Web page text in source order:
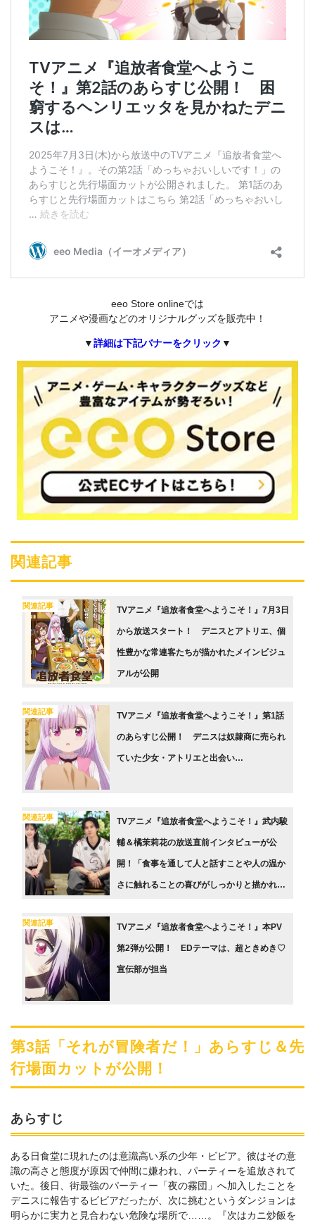
eeo Store onlineでは
アニメや漫画などのオリジナルグッズを販売中！
▼詳細は下記バナーをクリック ▼
関連記事
関連記事 TVアニメ『追放者食堂へようこそ！』7月3日
から放送スタート！ デニスとアトリエ、個
性豊かな常連客たちが描かれたメインビジュ
アルが公開
関連記事 TVアニメ『追放者食堂へようこそ！』第1話
のあらすじ公開！ デニスは奴隷商に売られ
ていた少女・アトリエと出会い…
関連記事 TVアニメ『追放者食堂へようこそ！』武内駿
輔＆橘茉莉花の放送直前インタビューが公
開！「食事を通して人と話すことや人の温か
さに触れることの喜びがしっかりと描かれて
関連記事 TVアニメ『追放者食堂へようこそ！』本PV
第2弾が公開！ EDテーマは、超ときめき♡
宣伝部が担当
第3話「それが冒険者だ！」あらすじ＆先
行場面カットが公開！
あらすじ
ある日食堂に現れたのは意識高い系の少年・ビビア。彼はその意
識の高さと態度が原因で仲間に嫌われ、パーティーを追放されて
いた。後日、街最強のパーティー「夜の霧団」へ加入したことを
デニスに報告するビビアだったが、次に挑むというダンジョンは
明らかに実力と見合わない危険な場所で……。『次はカニ炒飯を